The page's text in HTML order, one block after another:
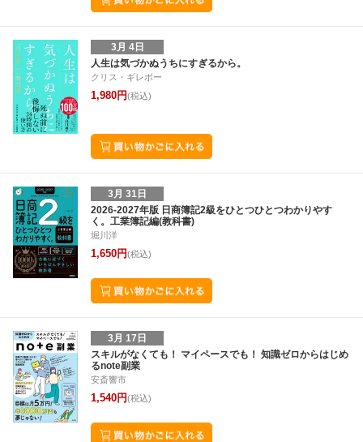
3月 4日
人生は気づかぬうちにすぎるから。
クリス・ギレボー
1,980円(税込)
3月 31日
2026-2027年版 日商簿記2級をひとつひとつわかりやす
く。工業簿記編(教科書)
堀川洋
1,650円(税込)
3月 17日
スキルがなくても！ マイペースでも！ 知識ゼロからはじめ
るnote副業
安斎響市
1,540円(税込)